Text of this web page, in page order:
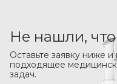
Не нашли,
Оставьте заявку ниже
подходящее
задач.